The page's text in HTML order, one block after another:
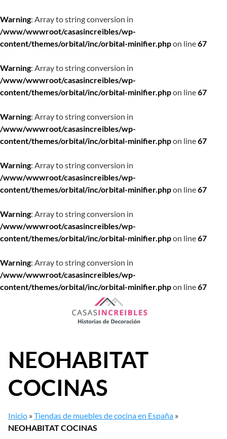
Warning: Array to string conversion in
/www/wwwroot/casasincreibles/wp-
content/themes/orbital/inc/orbital-minifier.phpon line67
Warning: Array to string conversion in
/www/wwwroot/casasincreibles/wp-
content/themes/orbital/inc/orbital-minifier.phpon line67
Warning: Array to string conversion in
/www/wwwroot/casasincreibles/wp-
content/themes/orbital/inc/orbital-minifier.phpon line67
Warning: Array to string conversion in
/www/wwwroot/casasincreibles/wp-
content/themes/orbital/inc/orbital-minifier.phpon line67
Warning: Array to string conversion in
/www/wwwroot/casasincreibles/wp-
content/themes/orbital/inc/orbital-minifier.phpon line67
Warning: Array to string conversion in
/www/wwwroot/casasincreibles/wp-
content/themes/orbital/inc/orbital-minifier.phpon line67
NEOHABITAT
COCINAS
Inicio »Tiendas de muebles de cocina en España »
NEOHABITAT COCINAS